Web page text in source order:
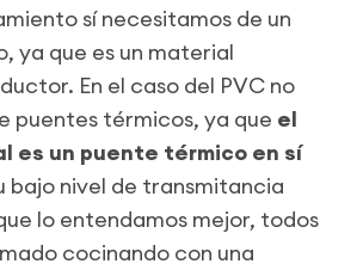
sí necesitamos de un
ya que es un material
En el caso del PVC no
puentes térmicos, ya que el
es un puente térmico en sí
bajo nivel de transmitancia
lo entendamos mejor, todos
cocinando con una